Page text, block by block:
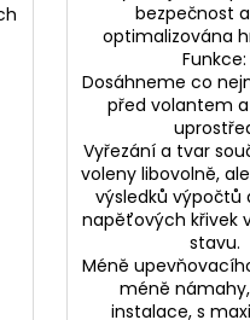
bezpečnost
optimalizována
Funkce:
Dosáhneme co
před volantem
Vyřezání a tvar
voleny libovolně,
výsledků výpočtů
napěťových křivek
stavu.
Méně
méně
instalace, s